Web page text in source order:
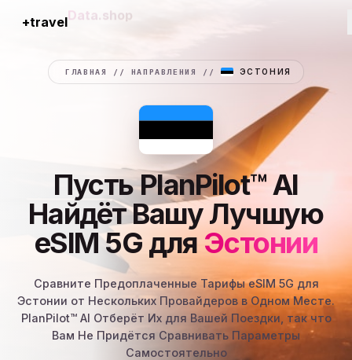
+travelConnection
ГЛАВНАЯ // НАПРАВЛЕНИЯ // ЭСТОНИЯ
Пусть PlanPilot™ AI
Найдёт Вашу Лучшую
eSIM 5G дляЭстонии
Сравните Предоплаченные Тарифы eSIM 5G для
Эстонии от Нескольких Провайдеров в Одном Месте.
PlanPilot™ AI Отберёт Их для Вашей Поездки, так что
Вам Не Придётся Сравнивать Параметры
Самостоятельно